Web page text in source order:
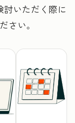
討いただく際に
さい。